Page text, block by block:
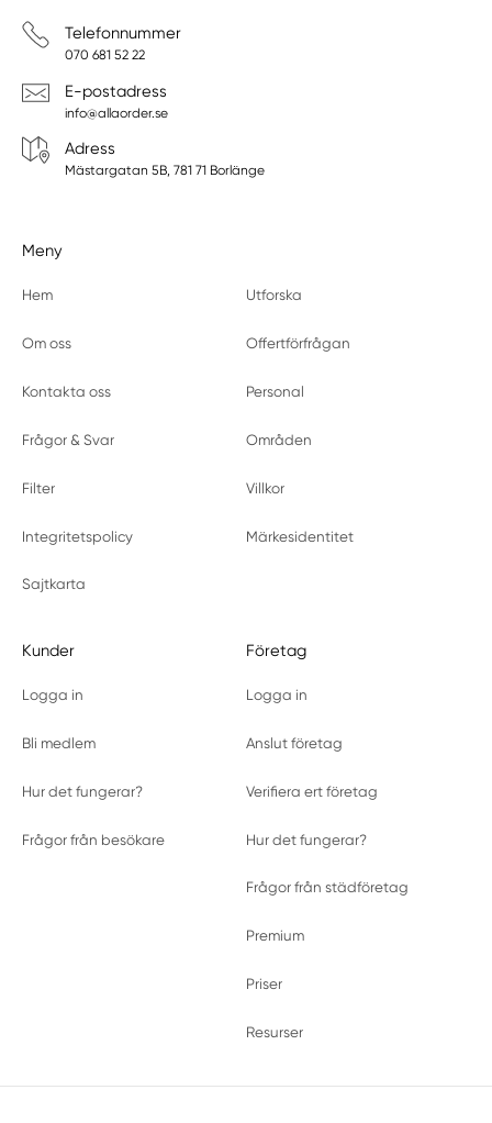
Telefonnummer
070 681 52 22
E-postadress
info@allaorder.se
Adress
Mästargatan 5B, 781 71 Borlänge
Meny
Hem Utforska
Om oss Offertförfrågan
Kontakta oss Personal
Frågor & Svar Områden
Filter Villkor
Integritetspolicy Märkesidentitet
Sajtkarta
Kunder
Logga in
Bli medlem
Hur det fungerar?
Frågor från besökare
Företag
Logga in
Anslut företag
Verifiera ert företag
Hur det fungerar?
Frågor från städföretag
Premium
Priser
Resurser